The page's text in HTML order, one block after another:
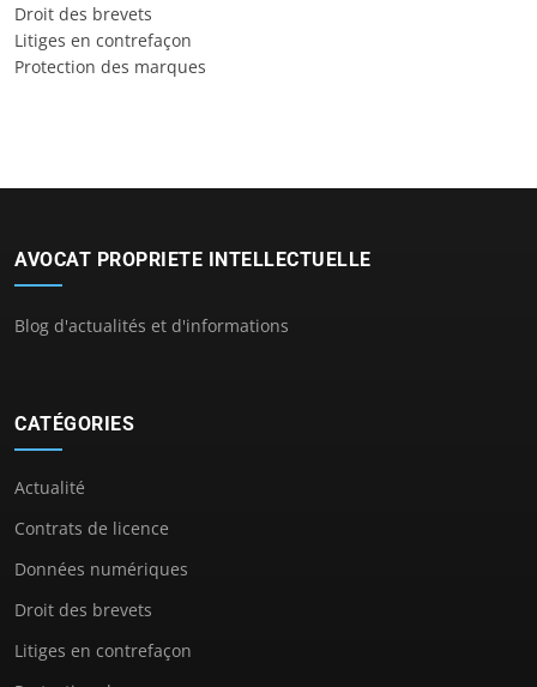
Droit des brevets
Litiges en contrefaçon
Protection des marques
AVOCAT PROPRIETE INTELLECTUELLE
Blog d'actualités et d'informations
CATÉGORIES
Actualité
Contrats de licence
Données numériques
Droit des brevets
Litiges en contrefaçon